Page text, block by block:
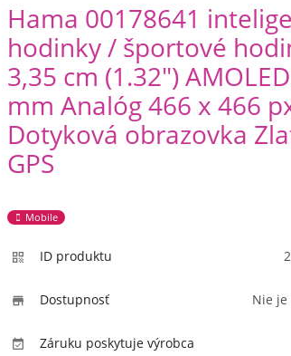
Hama 00178641
hodinky / športové
3,35 cm (1.32")
mm Analóg 466 x 466
Dotyková obrazovka
GPS
Mobile
 ID produktu
 Dostupnosť Nie je
 Záruku poskytuje výrobca